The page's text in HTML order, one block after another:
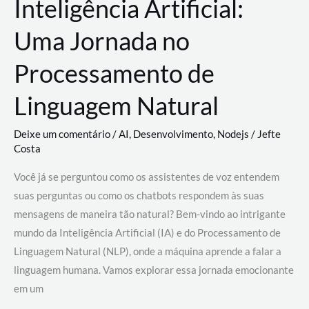
Inteligência Artificial:
Uma Jornada no
Processamento de
Linguagem Natural
Deixe um comentário/AI, Desenvolvimento, Nodejs / Jefte
Costa
Você já se perguntou como os assistentes de voz entendem
suas perguntas ou como os chatbots respondem às suas
mensagens de maneira tão natural? Bem-vindo ao intrigante
mundo da Inteligência Artificial (IA) e do Processamento de
Linguagem Natural (NLP), onde a máquina aprende a falar a
linguagem humana. Vamos explorar essa jornada emocionante
em um